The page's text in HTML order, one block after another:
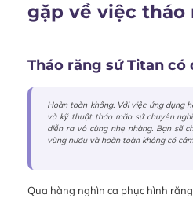
gặp về việc tháo
Tháo răng sứ Titan có
Hoàn toàn không. Với việc ứng dụng
và kỹ thuật tháo mão sứ chuyên
diễn ra vô cùng nhẹ nhàng. Bạn sẽ
vùng nướu và hoàn toàn không có
Qua hàng nghìn ca phục hình